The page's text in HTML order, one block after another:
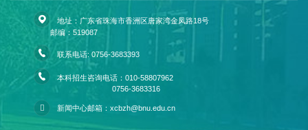
地址：广东省珠海市香洲区唐家湾金凤路18号
邮编：519087
联系电话: 0756-3683393
本科招生咨询电话：010-58807962
0756-3683316
新闻中心邮箱：xcbzh@bnu.edu.cn